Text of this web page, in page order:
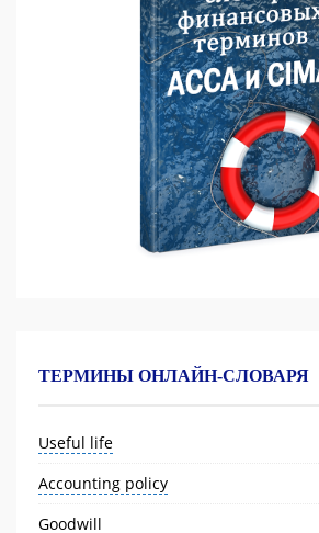
ТЕРМИНЫ ОНЛАЙН-СЛОВАРЯ
Useful life
Accounting policy
Goodwill